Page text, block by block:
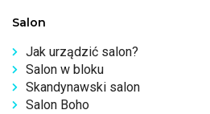
Salon
Jak urządzić salon?
Salon w bloku
Skandynawski salon
Salon Boho